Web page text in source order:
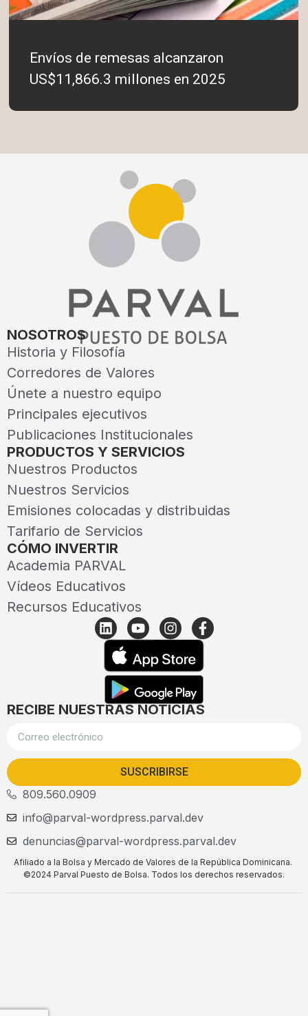
Envíos de remesas alcanzaron
US$11,866.3 millones en 2025
NOSOTROS
Historia y Filosofía
Corredores de Valores
Únete a nuestro equipo
Principales ejecutivos
Publicaciones Institucionales
PRODUCTOS Y SERVICIOS
Nuestros Productos
Nuestros Servicios
Emisiones colocadas y distribuidas
Tarifario de Servicios
CÓMO INVERTIR
Academia PARVAL
Vídeos Educativos
Recursos Educativos
RECIBE NUESTRAS NOTICIAS
SUSCRIBIRSE
809.560.0909
info@parval-wordpress.parval.dev
denuncias@parval-wordpress.parval.dev
Afiliado a la Bolsa y Mercado de Valores de la República Dominicana.
©2024 Parval Puesto de Bolsa. Todos los derechos reservados.